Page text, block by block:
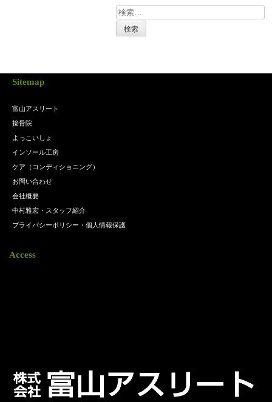
検
索:
Sitemap
富山アスリート
接骨院
よっこいしょ
インソール工房
ケア（コンディショニング）
お問い合わせ
会社概要
中村雅宏・スタッフ紹介
プライバシーポリシー・個人情報保護
Access